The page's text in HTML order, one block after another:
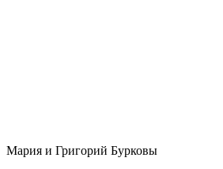
Мария и Григорий Бурковы